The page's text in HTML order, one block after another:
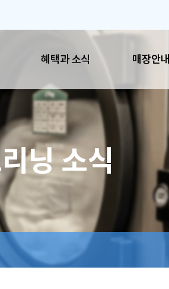
혜택과 소식 매장안내
매장안내
이용시간안내
닝 소식